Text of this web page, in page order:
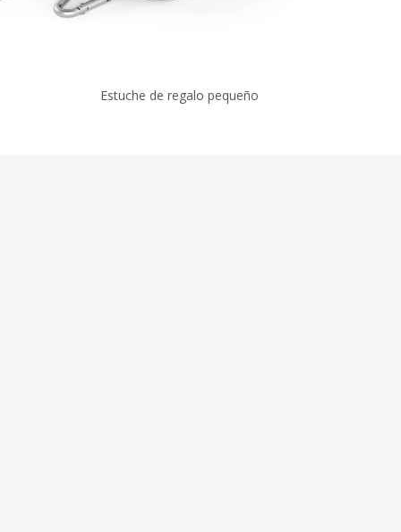
Estuche de regalo pequeño